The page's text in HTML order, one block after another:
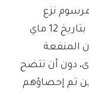
نزع
الملكية المنشور في الجريدة الرسمية بتاريخ 12 ماي
المنفعة
دون أن تتضح
تم إحصاؤهم